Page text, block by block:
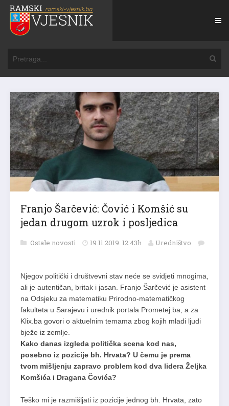
Franjo Šarčević: Čović i Komšić su
jedan drugom uzrok i posljedica
Ostale novosti 19.11.2019. 12:43h Uredništvo
Njegov politički i društvevni stav neće se svidjeti mnogima,
ali je autentičan, britak i jasan. Franjo Šarčević je asistent
na Odsjeku za matematiku Prirodno-matematičkog
fakulteta u Sarajevu i urednik portala Prometej.ba, a za
Klix.ba govori o aktuelnim temama zbog kojih mladi ljudi
bježe iz zemlje.
Kako danas izgleda politička scena kod nas,
posebno iz pozicije bh. Hrvata? U čemu je prema
tvom mišljenju zapravo problem kod dva lidera Željka
Komšića i Dragana Čovića?
Teško mi je razmišljati iz pozicije jednog bh. Hrvata, zato